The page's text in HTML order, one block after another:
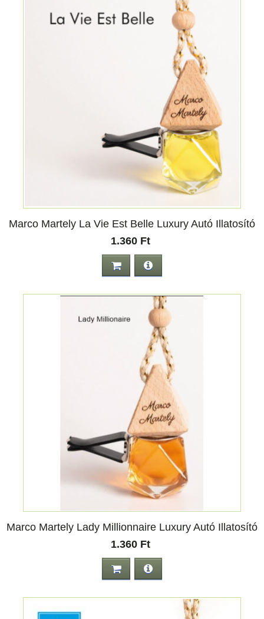
Marco Martely La Vie Est Belle Luxury Autó Illatosító
1.360 Ft
Marco Martely Lady Millionnaire Luxury Autó Illatosító
1.360 Ft